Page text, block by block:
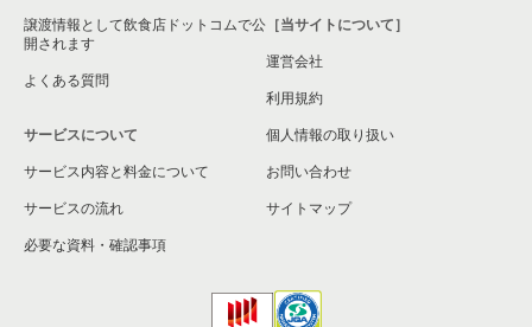
譲渡情報として飲食店ドットコムで公
開されます
よくある質問
サービスについて
サービス内容と料金について
サービスの流れ
必要な資料・確認事項
［当サイトについて］
運営会社
利用規約
個人情報の取り扱い
お問い合わせ
サイトマップ